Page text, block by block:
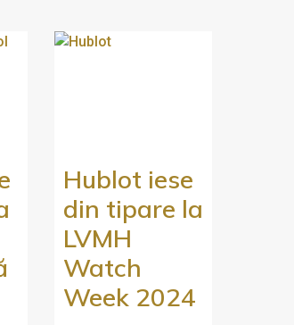
Hublot iese
din tipare la
LVMH
Watch
Week 2024